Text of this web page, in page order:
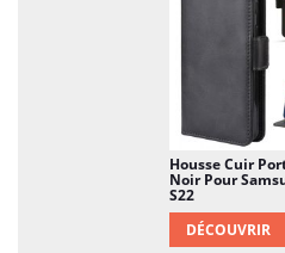
Housse Cuir
Noir Pour
S22
DÉCOUVRIR